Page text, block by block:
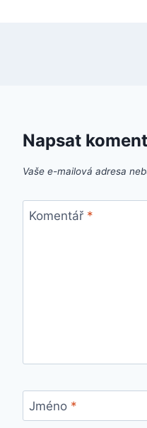
Napsat
Vaše e-mailová adresa
Komentář *
Jméno *